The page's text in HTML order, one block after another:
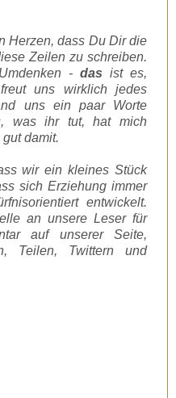
Herzen, dass Du Dir die
Zeilen zu schreiben.
- das ist es,
uns wirklich jedes
uns ein paar Worte
was ihr tut, hat mich
damit.
wir ein kleines Stück
sich Erziehung immer
entwickelt.
an unsere Leser für
auf unserer Seite,
Teilen, Twittern und